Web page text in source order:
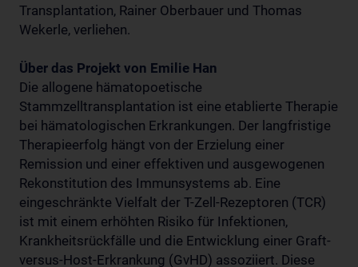
Transplantation, Rainer Oberbauer und Thomas
Wekerle, verliehen.
Über das Projekt von Emilie Han
Die allogene hämatopoetische
Stammzelltransplantation ist eine etablierte Therapie
bei hämatologischen Erkrankungen. Der langfristige
Therapieerfolg hängt von der Erzielung einer
Remission und einer effektiven und ausgewogenen
Rekonstitution des Immunsystems ab. Eine
eingeschränkte Vielfalt der T-Zell-Rezeptoren (TCR)
ist mit einem erhöhten Risiko für Infektionen,
Krankheitsrückfälle und die Entwicklung einer Graft-
versus-Host-Erkrankung (GvHD) assoziiert. Diese